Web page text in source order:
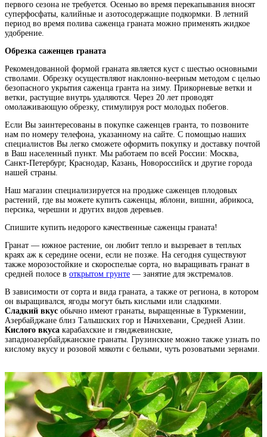
первого сезона не требуется. Осенью во время перекапывания вносят
суперфосфаты, калийные и азотосодержащие подкормки. В летний
период во время полива саженца граната можно применять жидкое
удобрение.
Обрезка саженцев граната
Рекомендованной формой граната является куст с шестью основными
стволами. Обрезку осуществляют наклонно-веерным методом с целью
безопасного укрытия саженца гранта на зиму. Прикорневые ветки и
ветки, растущие внутрь удаляются. Через 20 лет проводят
омолаживающую обрезку, стимулируя рост молодых побегов.
Если Вы заинтересованы в покупке саженцев гранта, то позвоните
нам по номеру телефона, указанному на сайте. С помощью наших
специалистов Вы легко сможете оформить покупку и доставку почтой
в Ваш населенный пункт. Мы работаем по всей России: Москва,
Санкт-Петербург, Краснодар, Казань, Новороссийск и другие города
нашей страны.
Наш магазин специализируется на продаже саженцев плодовых
растений, где вы можете купить саженцы, яблони, вишни, абрикоса,
персика, черешни и других видов деревьев.
Спишите купить недорого качественные саженцы граната!
Гранат — южное растение, он любит тепло и вызревает в теплых
краях аж к середине осени, если не позже. На сегодня существуют
также морозостойкие и скороспелые сорта, но выращивать гранат в
средней полосе в открытом грунте — занятие для экстремалов.
В зависимости от сорта и вида граната, а также от региона, в котором
он выращивался, ягоды могут быть кислыми или сладкими.
Сладкий вкус обычно имеют гранаты, выращенные в Туркмении,
Азербайджане близ Талышских гор и Начихевани, Средней Азии.
Кислого вкуса карабахские и гянджевинские,
западноазербайджанские гранаты. Грузинские можно также узнать по
кислому вкусу и розовой мякоти с белыми, чуть розоватыми зернами.